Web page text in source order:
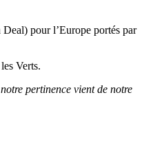
pour l’Europe portés par
Verts.
pertinence vient de notre